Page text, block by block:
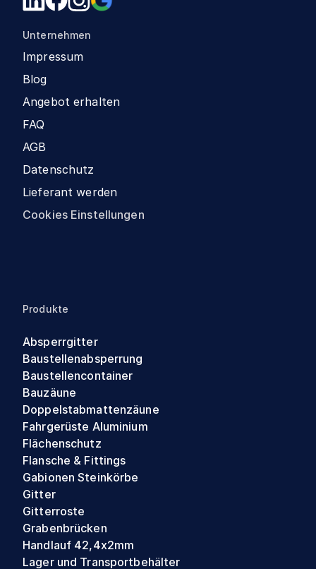
Unternehmen
Impressum
Blog
Angebot erhalten
FAQ
AGB
Datenschutz
Lieferant werden
Cookies Einstellungen
Produkte
Absperrgitter
Baustellenabsperrung
Baustellencontainer
Bauzäune
Doppelstabmattenzäune
Fahrgerüste Aluminium
Flächenschutz
Flansche & Fittings
Gabionen Steinkörbe
Gitter
Gitterroste
Grabenbrücken
Handlauf 42,4x2mm
Lager und Transportbehälter